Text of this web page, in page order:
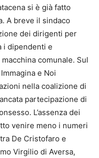
si è già fatto
A breve il sindaco
dei dirigenti per
i dipendenti e
comunale. Sul
e Noi
nella coalizione di
partecipazione di
L’assenza dei
venire meno i numeri
De Cristofaro e
Virgilio di Aversa,